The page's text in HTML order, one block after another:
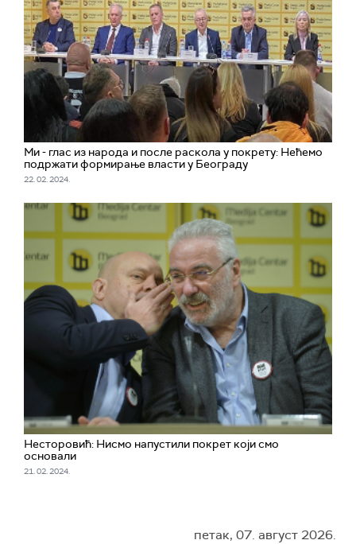
Ми - глас из народа и после раскола у покрету: Нећемо
подржати формирање власти у Београду
22. 02. 2024.
Несторовић: Нисмо напустили покрет који смо
основали
21. 02. 2024.
петак, 07. август 2026.